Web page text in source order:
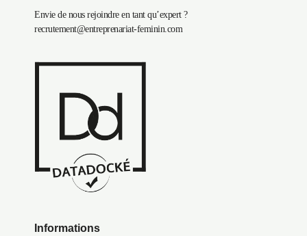
Envie de nous rejoindre en tant qu’expert ?
recrutement@entreprenariat-feminin.com
Informations